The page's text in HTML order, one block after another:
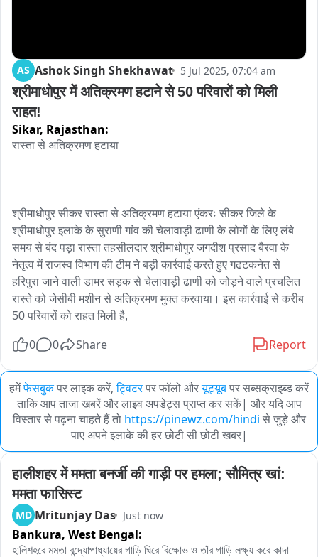
AS Ashok Singh Shekhawat 5 Jul 2025, 07:04 am
श्रीमाधोपुर में अतिक्रमण हटाने से 50 परिवारों को मिली
राहत!
Sikar, Rajasthan:
रास्ता से अतिक्रमण हटाया
श्रीमाधोपुर सीकर रास्ता से अतिक्रमण हटाया एंकरः सीकर जिले के
श्रीमाधोपुर इलाके के सुराणी गांव की चेलावाड़ी ढाणी के लोगों के लिए लंबे
समय से बंद पड़ा रास्ता तहसीलदार श्रीमाधोपुर जगदीश प्रसाद बैरवा के
नेतृत्व में राजस्व विभाग की टीम ने बड़ी कार्रवाई करते हुए गढटकनेत से
हरिपुरा जाने वाली डामर सड़क से चेलावाड़ी ढाणी को जोड़ने वाले प्रचलित
रास्ते को जेसीबी मशीन से अतिक्रमण मुक्त करवाया। इस कार्रवाई से करीब
50 परिवारों को राहत मिली है,
0 0 Share Report
हमेंफेसबुकपर लाइक करें, ट्विटरपर फॉलो औरयूट्यूबपर सब्सक्राइब्ड करें
ताकि आप ताजा खबरें और लाइव अपडेट्स प्राप्त कर सकें| और यदि आप
विस्तार से पढ़ना चाहते हैं तो https://pinewz.com/hindi से जुड़े और
पाए अपने इलाके की हर छोटी सी छोटी खबर|
हालीशहर में ममता बनर्जी की गाड़ी पर हमला; सौमित्र खां:
ममता फासिस्ट
MD Mritunjay Das Just now
Bankura, West Bengal:
হালিশহরে মমতা বন্দ্যোপাধ্যায়ের গাড়ি ঘিরে বিক্ষোভ ও তাঁর গাড়ি লক্ষ্য করে কাদা